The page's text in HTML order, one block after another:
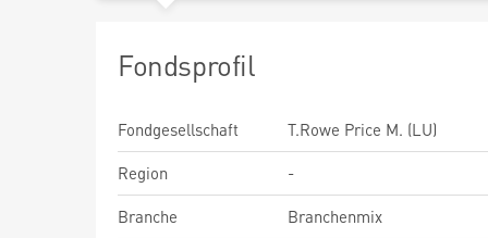
Fondsprofil
Fondgesellschaft
T.Rowe Price M. (LU)
Region
-
Branche
Branchenmix